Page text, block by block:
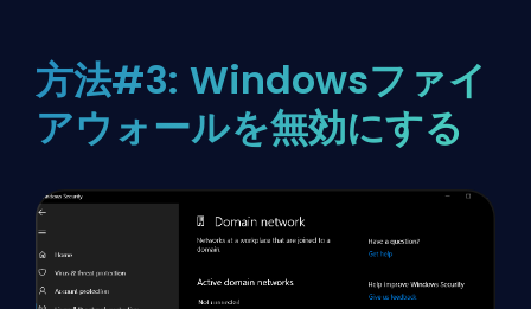
方法#3: Windowsファイ
アウォールを無効にする